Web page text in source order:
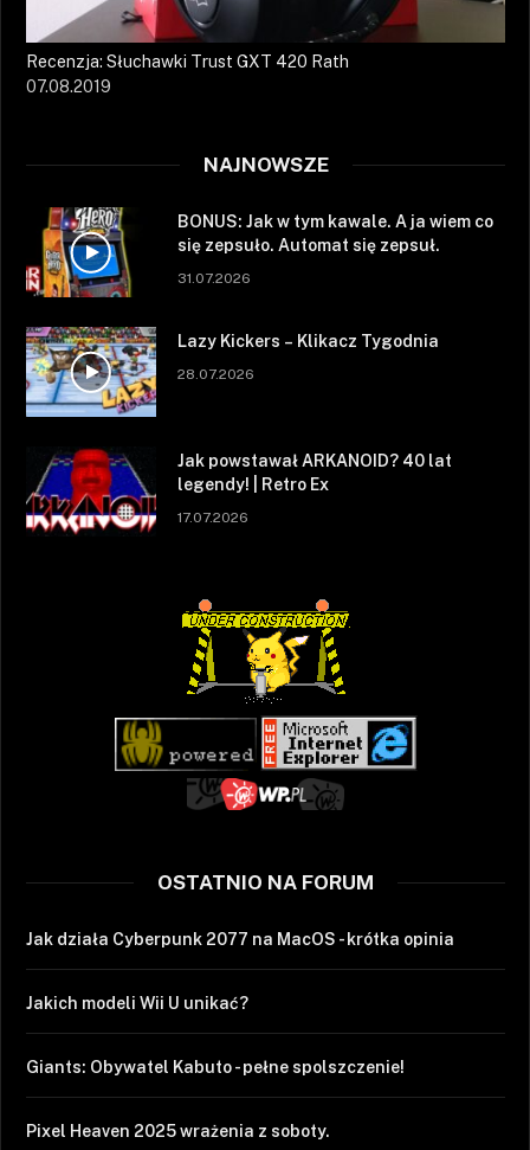
Recenzja: Słuchawki Trust GXT 420 Rath
07.08.2019
NAJNOWSZE
BONUS: Jak w tym kawale. A ja wiem co
się zepsuło. Automat się zepsuł.
31.07.2026
Lazy Kickers – Klikacz Tygodnia
28.07.2026
Jak powstawał ARKANOID? 40 lat
legendy! | Retro Ex
17.07.2026
OSTATNIO NA FORUM
Jak działa Cyberpunk 2077 na MacOS - krótka opinia
Jakich modeli Wii U unikać?
Giants: Obywatel Kabuto - pełne spolszczenie!
Pixel Heaven 2025 wrażenia z soboty.